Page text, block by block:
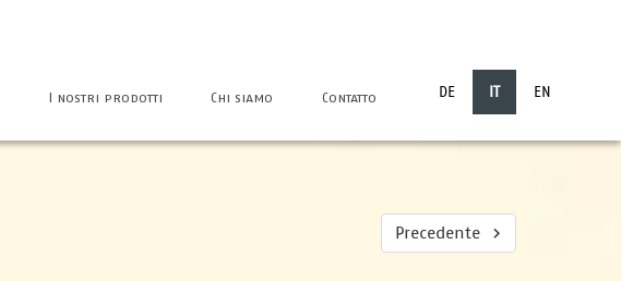
I nostri prodotti Chi siamo Contatto DE IT EN
Precedente